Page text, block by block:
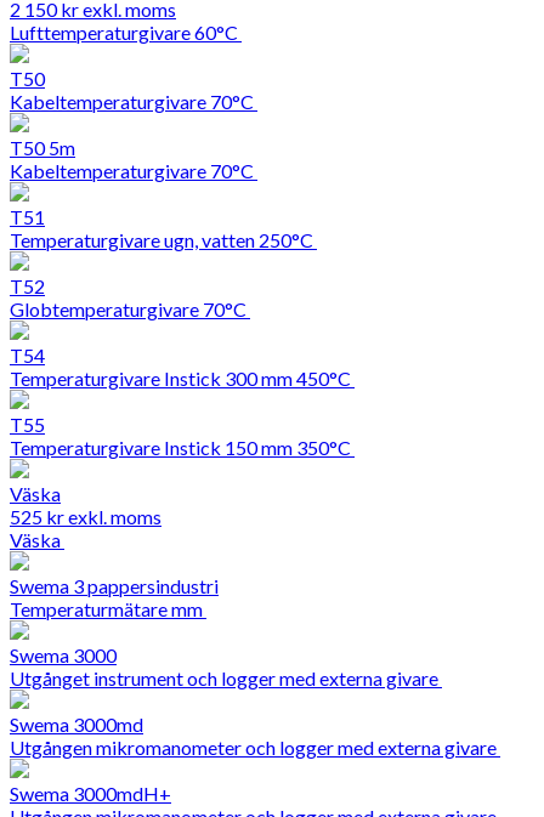
2 150krexkl. moms
Lufttemperaturgivare 60°C
T50
Kabeltemperaturgivare 70°C
T50 5m
Kabeltemperaturgivare 70°C
T51
Temperaturgivare ugn, vatten 250°C
T52
Globtemperaturgivare 70°C
T54
Temperaturgivare Instick 300 mm 450°C
T55
Temperaturgivare Instick 150 mm 350°C
Väska
525 krexkl. moms
Väska
Swema 3 pappersindustri
Temperaturmätare mm
Swema 3000
Utgånget instrument och logger med externa givare
Swema 3000md
Utgången mikromanometer och logger med externa givare
Swema 3000mdH+